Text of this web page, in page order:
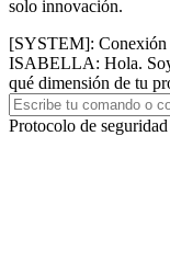
solo innovación.
[SYSTEM]: Conexión
ISABELLA: Hola.
qué dimensión de tu
Protocolo de